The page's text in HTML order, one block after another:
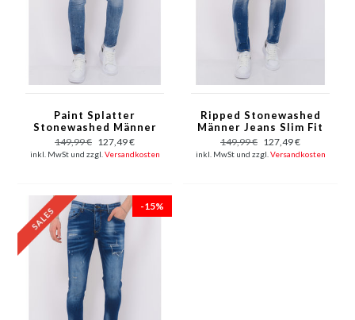
Paint Splatter
Stonewashed Männer
Jeans Slim Fit - 1079 -
Blau
149,99 € 127,49 €
inkl. MwSt und zzgl. Versandkosten
Ripped Stonewashed
Männer Jeans Slim Fit
- 1073 - Blau
149,99 € 127,49 €
inkl. MwSt und zzgl. Versandkosten
-15%